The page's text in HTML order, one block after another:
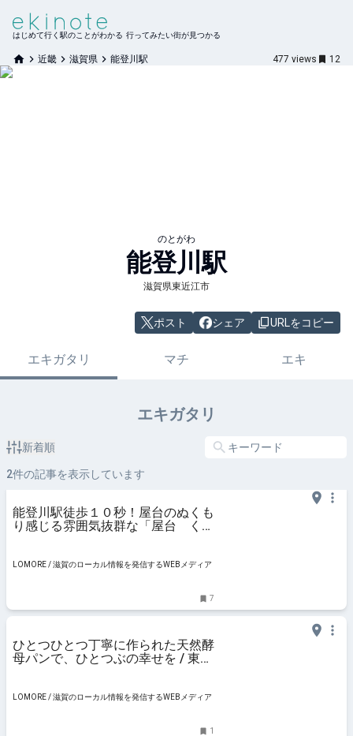
はじめて行く駅のことがわかる 行ってみたい街が見つかる
近畿 滋賀県 能登川駅 477 views 12
のとがわ
能登川駅
滋賀県東近江市
ポスト シェア URLをコピー
エキガタリ マチ エキ
エキガタリ
新着順
2件の記事を表示しています
能登川駅徒歩１０秒！屋台のぬくも
り感じる雰囲気抜群な「屋台 く
LOMORE / 滋賀のローカル情報を発信するWEBメディア
7
ひとつひとつ丁寧に作られた天然酵
母パンで、ひとつぶの幸せを / 東近
LOMORE / 滋賀のローカル情報を発信するWEBメディア
1